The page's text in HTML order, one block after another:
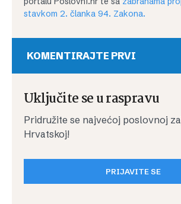
stavkom 2. članka 94. Zakona.
KOMENTIRAJTE PRVI
Uključite se u raspravu
Pridružite se najvećoj poslovnoj
Hrvatskoj!
PRIJAVITE SE